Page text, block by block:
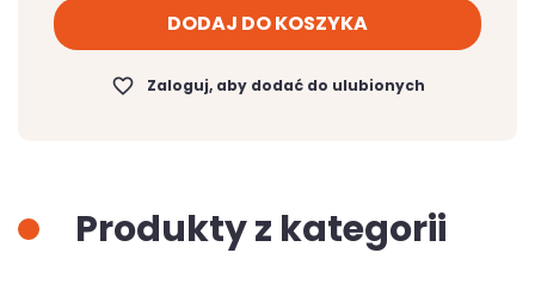
DODAJ DO KOSZYKA
favorite_border Zaloguj, aby dodać do ulubionych
Produkty z kategorii